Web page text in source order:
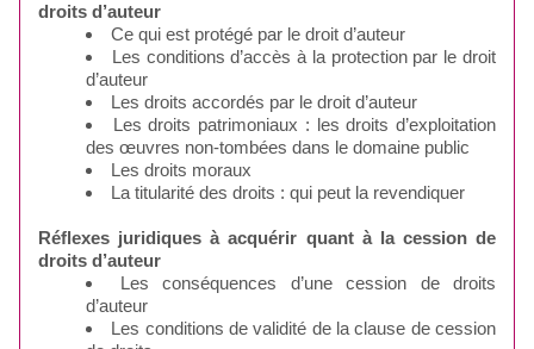
droits d’auteur
Ce qui est protégé par le droit d’auteur
Les conditions d’accès à la protection par le droit
d’auteur
Les droits accordés par le droit d’auteur
Les droits patrimoniaux : les droits d’exploitation
des œuvres non-tombées dans le domaine public
Les droits moraux
La titularité des droits : qui peut la revendiquer
Réflexes juridiques à acquérir quant à la cession de
droits d’auteur
Les conséquences d’une cession de droits
d’auteur
Les conditions de validité de la clause de cession